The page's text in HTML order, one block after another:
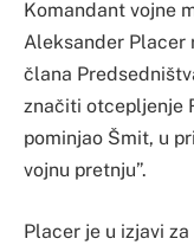
Komandant vojne
Aleksander Placer
člana
značiti otcepljenje
pominjao Šmit, u
vojnu pretnju”.
Placer je u izjavi